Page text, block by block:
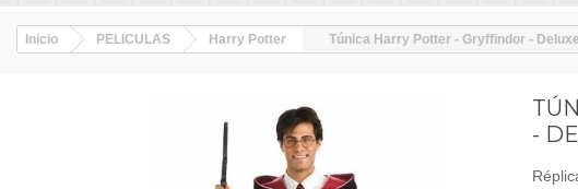
Inicio PELICULAS Harry Potter Túnica Harry Potter - Gryffindor -
-